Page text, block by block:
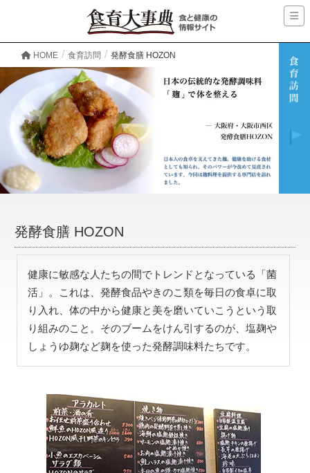
HOME 食育訪問 発酵食膳 HOZON
発酵食膳 HOZON
健康に敏感な人たちの間でトレンドとなっている「菌
活」。これは、発酵食品やきのこ類を毎日の食卓に取
り入れ、体の中から健康と美を磨いていこうという取
り組みのこと。そのブームをけん引するのが、塩麹や
しょうゆ麹など麹を使った発酵調味料たちです。